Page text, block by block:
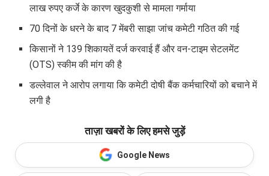
लाख रुपए कर्जे के कारण खुदकुशी से मामला गर्माया
70 दिनों के धरने के बाद 7 मेंबरी साझा जांच कमेटी गठित की गई
किसानों ने 139 शिकायतें दर्ज करवाई हैं और वन-टाइम सेटलमेंट
(OTS) स्कीम की मांग की है
डल्लेवाल ने आरोप लगाया कि कमेटी दोषी बैंक कर्मचारियों को बचाने में
लगी है
ताज़ा खबरों के लिए हमसे जुड़ें
Google News